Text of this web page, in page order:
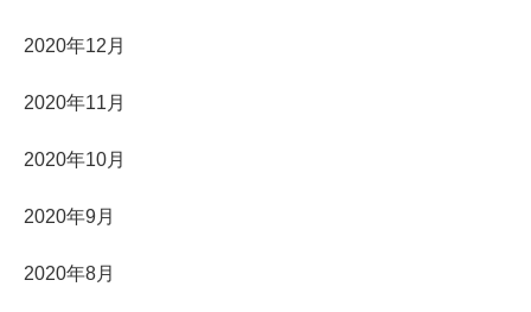
2020年12月
2020年11月
2020年10月
2020年9月
2020年8月